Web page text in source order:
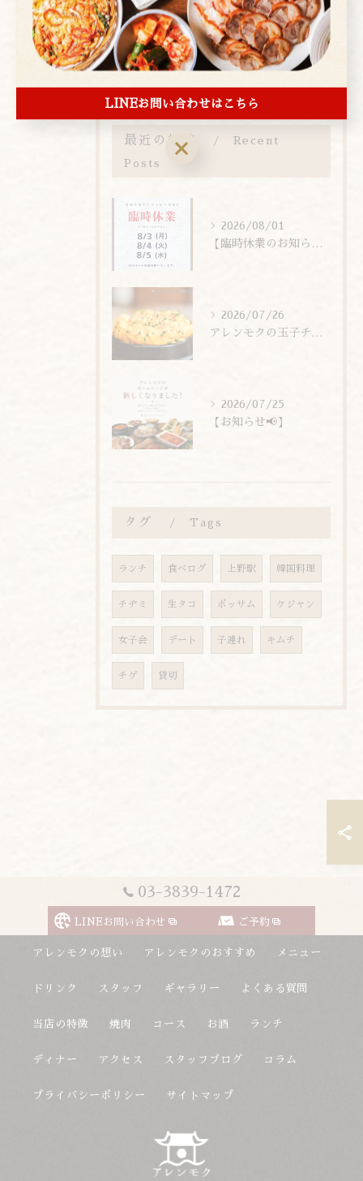
お客様の痕跡
スタッフブログ
本物に会えるまち台東区
最近の投稿 Recent
Posts
2026/08/01
【臨時休業のお知らせ】
2026/07/26
アレンモクの玉子チムは、玉子を惜しまず6個分使用しています！
2026/07/25
【お知らせ📢】
タグ Tags
ランチ 食べログ 上野駅 韓国料理
チヂミ 生タコ ポッサム ケジャン
女子会 デート 子連れ キムチ
チゲ 貸切
03-3839-1472
LINEお問い合わせ ご予約
アレンモクの想い アレンモクのおすすめ メニュー
ドリンク スタッフ ギャラリー よくある質問
当店の特徴 焼肉 コース お酒 ランチ
ディナー アクセス スタッフブログ コラム
プライバシーポリシー サイトマップ
LINEお問い合わせはこちら